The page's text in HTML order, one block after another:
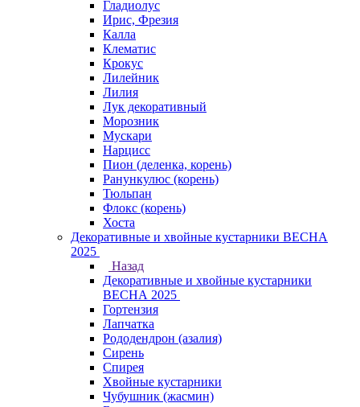
Гладиолус
Ирис, Фрезия
Калла
Клематис
Крокус
Лилейник
Лилия
Лук декоративный
Морозник
Мускари
Нарцисс
Пион (деленка, корень)
Ранункулюс (корень)
Тюльпан
Флокс (корень)
Хоста
Декоративные и хвойные кустарники ВЕСНА
2025
Назад
Декоративные и хвойные кустарники
ВЕСНА 2025
Гортензия
Лапчатка
Рододендрон (азалия)
Сирень
Спирея
Хвойные кустарники
Чубушник (жасмин)